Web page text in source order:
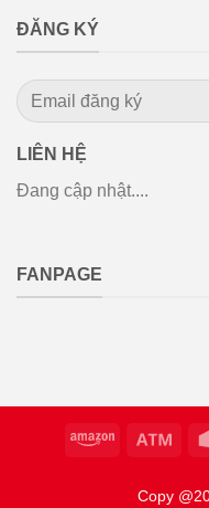
ĐĂNG KÝ
LIÊN HỆ
Đang cập nhật....
FANPAGE
Copy